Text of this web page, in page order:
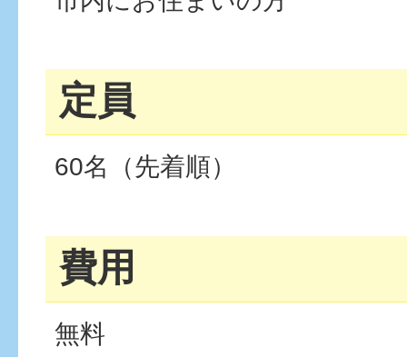
定員
60名（先着順）
費用
無料